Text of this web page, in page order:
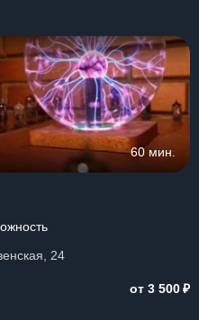
60 мин.
24
от 3 500₽